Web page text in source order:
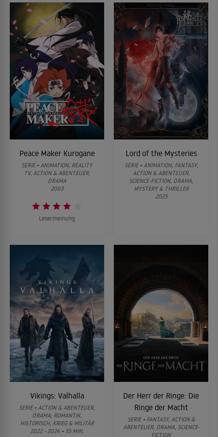
Peace Maker Kurogane
SERIE • ANIMATION, REALITY
TV, ACTION & ABENTEUER,
DRAMA
2003
Lesermeinung
Lord of the Mysteries
SERIE • ANIMATION, FANTASY,
ACTION & ABENTEUER,
SCIENCE-FICTION, DRAMA,
MYSTERY & THRILLER
2025
Vikings: Valhalla
SERIE • ACTION & ABENTEUER,
DRAMA, ROMANTIK,
HISTORISCH, KRIEG & MILITÄR
2022 - 2024 • 55 MIN.
Der Herr der Ringe: Die
Ringe der Macht
SERIE • FANTASY, ACTION &
ABENTEUER, DRAMA, SCIENCE-
FICTION